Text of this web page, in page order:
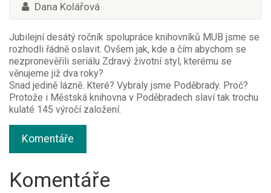
Dana Kolářová
Jubilejní desátý ročník spolupráce knihovníků MUB jsme se
rozhodli řádně oslavit. Ovšem jak, kde a čím abychom se
nezpronevěřili seriálu Zdravý životní styl, kterému se
věnujeme již dva roky?
Snad jedině lázně. Které? Vybraly jsme Poděbrady. Proč?
Protože i Městská knihovna v Poděbradech slaví tak trochu
kulaté 145 výročí založení.
Komentáře
Komentáře